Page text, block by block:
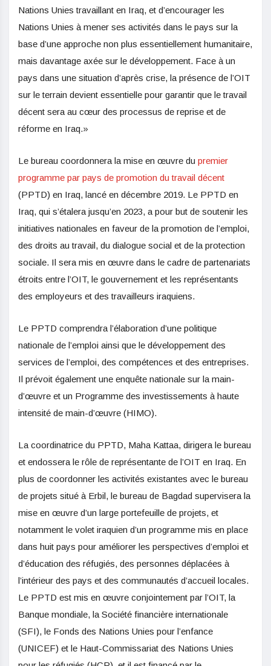
Nations Unies travaillant en Iraq, et d’encourager les
Nations Unies à mener ses activités dans le pays sur la
base d’une approche non plus essentiellement humanitaire,
mais davantage axée sur le développement. Face à un
pays dans une situation d’après crise, la présence de l’OIT
sur le terrain devient essentielle pour garantir que le travail
décent sera au cœur des processus de reprise et de
réforme en Iraq.»
Le bureau coordonnera la mise en œuvre du premier
programme par pays de promotion du travail décent
(PPTD) en Iraq, lancé en décembre 2019. Le PPTD en
Iraq, qui s’étalera jusqu’en 2023, a pour but de soutenir les
initiatives nationales en faveur de la promotion de l’emploi,
des droits au travail, du dialogue social et de la protection
sociale. Il sera mis en œuvre dans le cadre de partenariats
étroits entre l’OIT, le gouvernement et les représentants
des employeurs et des travailleurs iraquiens.
Le PPTD comprendra l’élaboration d’une politique
nationale de l’emploi ainsi que le développement des
services de l’emploi, des compétences et des entreprises.
Il prévoit également une enquête nationale sur la main-
d’œuvre et un Programme des investissements à haute
intensité de main-d’œuvre (HIMO).
La coordinatrice du PPTD, Maha Kattaa, dirigera le bureau
et endossera le rôle de représentante de l’OIT en Iraq. En
plus de coordonner les activités existantes avec le bureau
de projets situé à Erbil, le bureau de Bagdad supervisera la
mise en œuvre d’un large portefeuille de projets, et
notamment le volet iraquien d’un programme mis en place
dans huit pays pour améliorer les perspectives d’emploi et
d’éducation des réfugiés, des personnes déplacées à
l’intérieur des pays et des communautés d’accueil locales.
Le PPTD est mis en œuvre conjointement par l’OIT, la
Banque mondiale, la Société financière internationale
(SFI), le Fonds des Nations Unies pour l’enfance
(UNICEF) et le Haut-Commissariat des Nations Unies